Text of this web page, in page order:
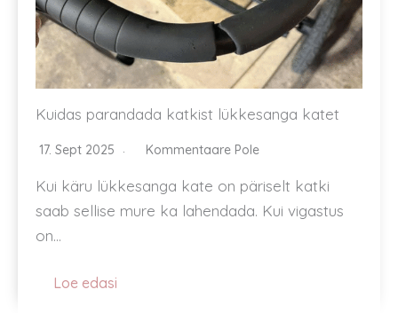
Kuidas parandada katkist lükkesanga katet
17. Sept 2025 Kommentaare Pole
Kui käru lükkesanga kate on päriselt katki
saab sellise mure ka lahendada. Kui vigastus
on…
Loe edasi